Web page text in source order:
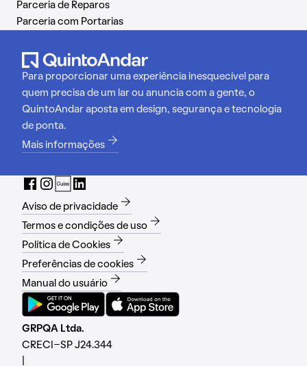
Parceria de Reparos
Parceria com Portarias
Para proporcionar uma experiência inesquecível para
quem precisa de um lar ou anuncia com a gente, o
QuintoAndar aposta em design, segurança e tecnologia
de ponta.
Mais informações
Aviso de privacidade
Termos e condições de uso
Política de Cookies
Preferências de cookies
Manual do usuário
GRPQA Ltda.
CRECI-SP J24.344